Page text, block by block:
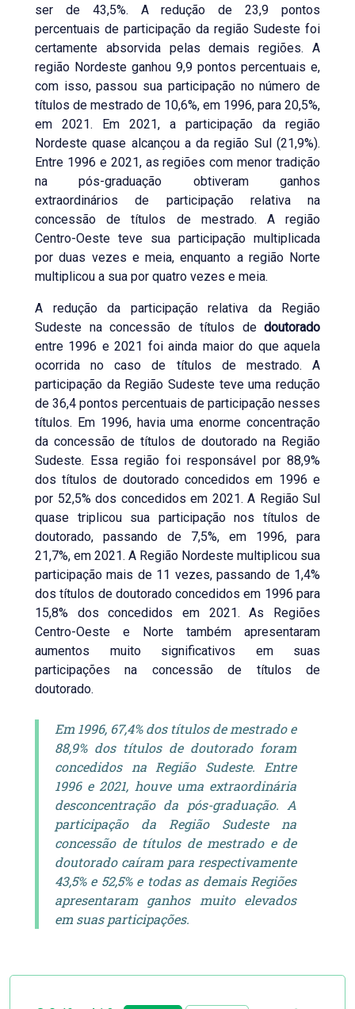
ser de 43,5%. A redução de 23,9 pontos
percentuais de participação da região Sudeste foi
certamente absorvida pelas demais regiões. A
região Nordeste ganhou 9,9 pontos percentuais e,
com isso, passou sua participação no número de
títulos de mestrado de 10,6%, em 1996, para 20,5%,
em 2021. Em 2021, a participação da região
Nordeste quase alcançou a da região Sul (21,9%).
Entre 1996 e 2021, as regiões com menor tradição
na pós-graduação obtiveram ganhos
extraordinários de participação relativa na
concessão de títulos de mestrado. A região
Centro-Oeste teve sua participação multiplicada
por duas vezes e meia, enquanto a região Norte
multiplicou a sua por quatro vezes e meia.
A redução da participação relativa da Região
Sudeste na concessão de títulos de doutorado
entre 1996 e 2021 foi ainda maior do que aquela
ocorrida no caso de títulos de mestrado. A
participação da Região Sudeste teve uma redução
de 36,4 pontos percentuais de participação nesses
títulos. Em 1996, havia uma enorme concentração
da concessão de títulos de doutorado na Região
Sudeste. Essa região foi responsável por 88,9%
dos títulos de doutorado concedidos em 1996 e
por 52,5% dos concedidos em 2021. A Região Sul
quase triplicou sua participação nos títulos de
doutorado, passando de 7,5%, em 1996, para
21,7%, em 2021. A Região Nordeste multiplicou sua
participação mais de 11 vezes, passando de 1,4%
dos títulos de doutorado concedidos em 1996 para
15,8% dos concedidos em 2021. As Regiões
Centro-Oeste e Norte também apresentaram
aumentos muito significativos em suas
participações na concessão de títulos de
doutorado.
Em 1996, 67,4% dos títulos de mestrado e
88,9% dos títulos de doutorado foram
concedidos na Região Sudeste. Entre
1996 e 2021, houve uma extraordinária
desconcentração da pós-graduação. A
participação da Região Sudeste na
concessão de títulos de mestrado e de
doutorado caíram para respectivamente
43,5% e 52,5% e todas as demais Regiões
apresentaram ganhos muito elevados
em suas participações.